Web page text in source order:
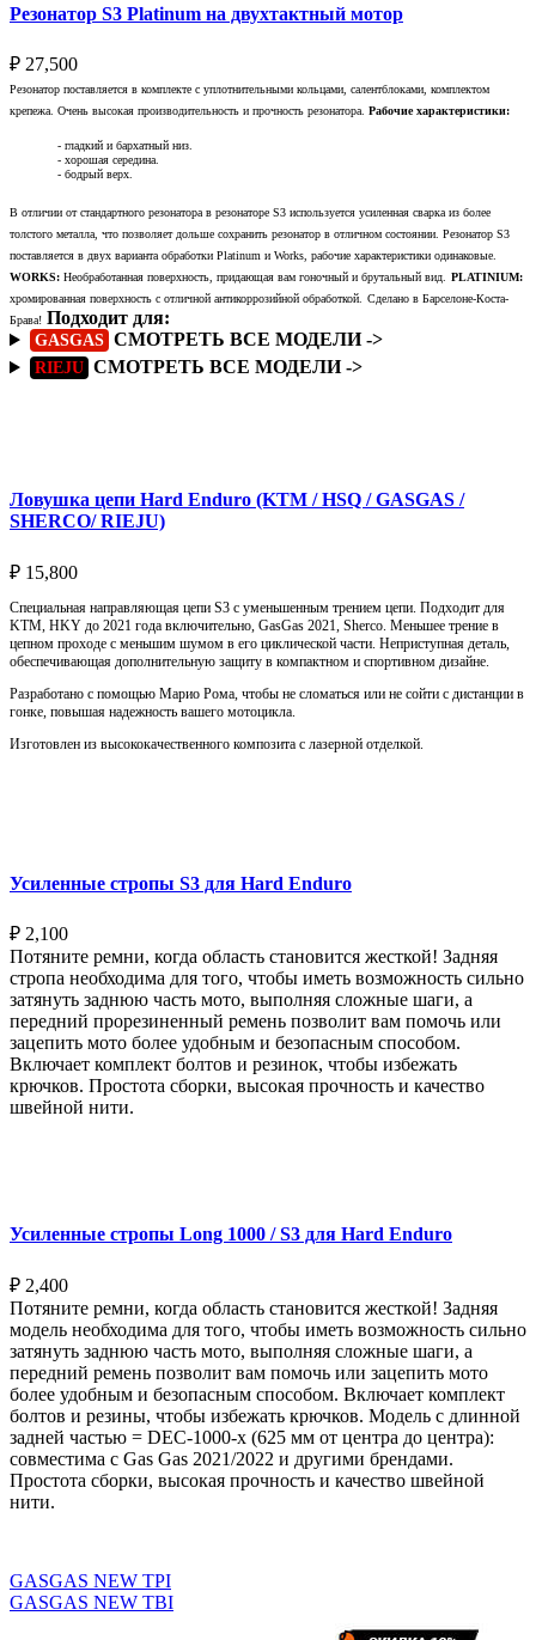
Резонатор S3 Platinum на двухтактный мотор
₽ 27,500
Резонатор поставляется в комплекте с уплотнительными кольцами, салентблоками, комплектом
крепежа. Очень высокая производительность и прочность резонатора. Рабочие характеристики:
- гладкий и бархатный низ.
- хорошая середина.
- бодрый верх.
В отличии от стандартного резонатора в резонаторе S3 используется усиленная сварка из более
толстого металла, что позволяет дольше сохранить резонатор в отличном состоянии. Резонатор S3
поставляется в двух варианта обработки Platinum и Works, рабочие характеристики одинаковые.
WORKS: Необработанная поверхность, придающая вам гоночный и брутальный вид. PLATINIUM:
хромированная поверхность с отличной антикоррозийной обработкой. Сделано в Барселоне-Коста-
Брава! Подходит для:
GASGAS СМОТРЕТЬ ВСЕ МОДЕЛИ ->
RIEJU СМОТРЕТЬ ВСЕ МОДЕЛИ ->
Ловушка цепи Hard Enduro (KTM / HSQ / GASGAS /
SHERCO/ RIEJU)
₽ 15,800
Специальная направляющая цепи S3 с уменьшенным трением цепи. Подходит для
KTM, HKY до 2021 года включительно, GasGas 2021, Sherco. Меньшее трение в
цепном проходе с меньшим шумом в его циклической части. Неприступная деталь,
обеспечивающая дополнительную защиту в компактном и спортивном дизайне.
Разработано с помощью Марио Рома, чтобы не сломаться или не сойти с дистанции в
гонке, повышая надежность вашего мотоцикла.
Изготовлен из высококачественного композита с лазерной отделкой.
Усиленные стропы S3 для Hard Enduro
₽ 2,100
Потяните ремни, когда область становится жесткой! Задняя
стропа необходима для того, чтобы иметь возможность сильно
затянуть заднюю часть мото, выполняя сложные шаги, а
передний прорезиненный ремень позволит вам помочь или
зацепить мото более удобным и безопасным способом.
Включает комплект болтов и резинок, чтобы избежать
крючков. Простота сборки, высокая прочность и качество
швейной нити.
Усиленные стропы Long 1000 / S3 для Hard Enduro
₽ 2,400
Потяните ремни, когда область становится жесткой! Задняя
модель необходима для того, чтобы иметь возможность сильно
затянуть заднюю часть мото, выполняя сложные шаги, а
передний ремень позволит вам помочь или зацепить мото
более удобным и безопасным способом. Включает комплект
болтов и резины, чтобы избежать крючков. Модель с длинной
задней частью = DEC-1000-x (625 мм от центра до центра):
совместима с Gas Gas 2021/2022 и другими брендами.
Простота сборки, высокая прочность и качество швейной
нити.
GASGAS NEW TPI
GASGAS NEW TBI